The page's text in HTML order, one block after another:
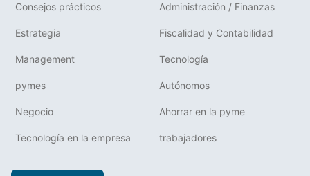
Consejos prácticos Administración / Finanzas
Estrategia Fiscalidad y Contabilidad
Management Tecnología
pymes Autónomos
Negocio Ahorrar en la pyme
Tecnología en la empresa trabajadores